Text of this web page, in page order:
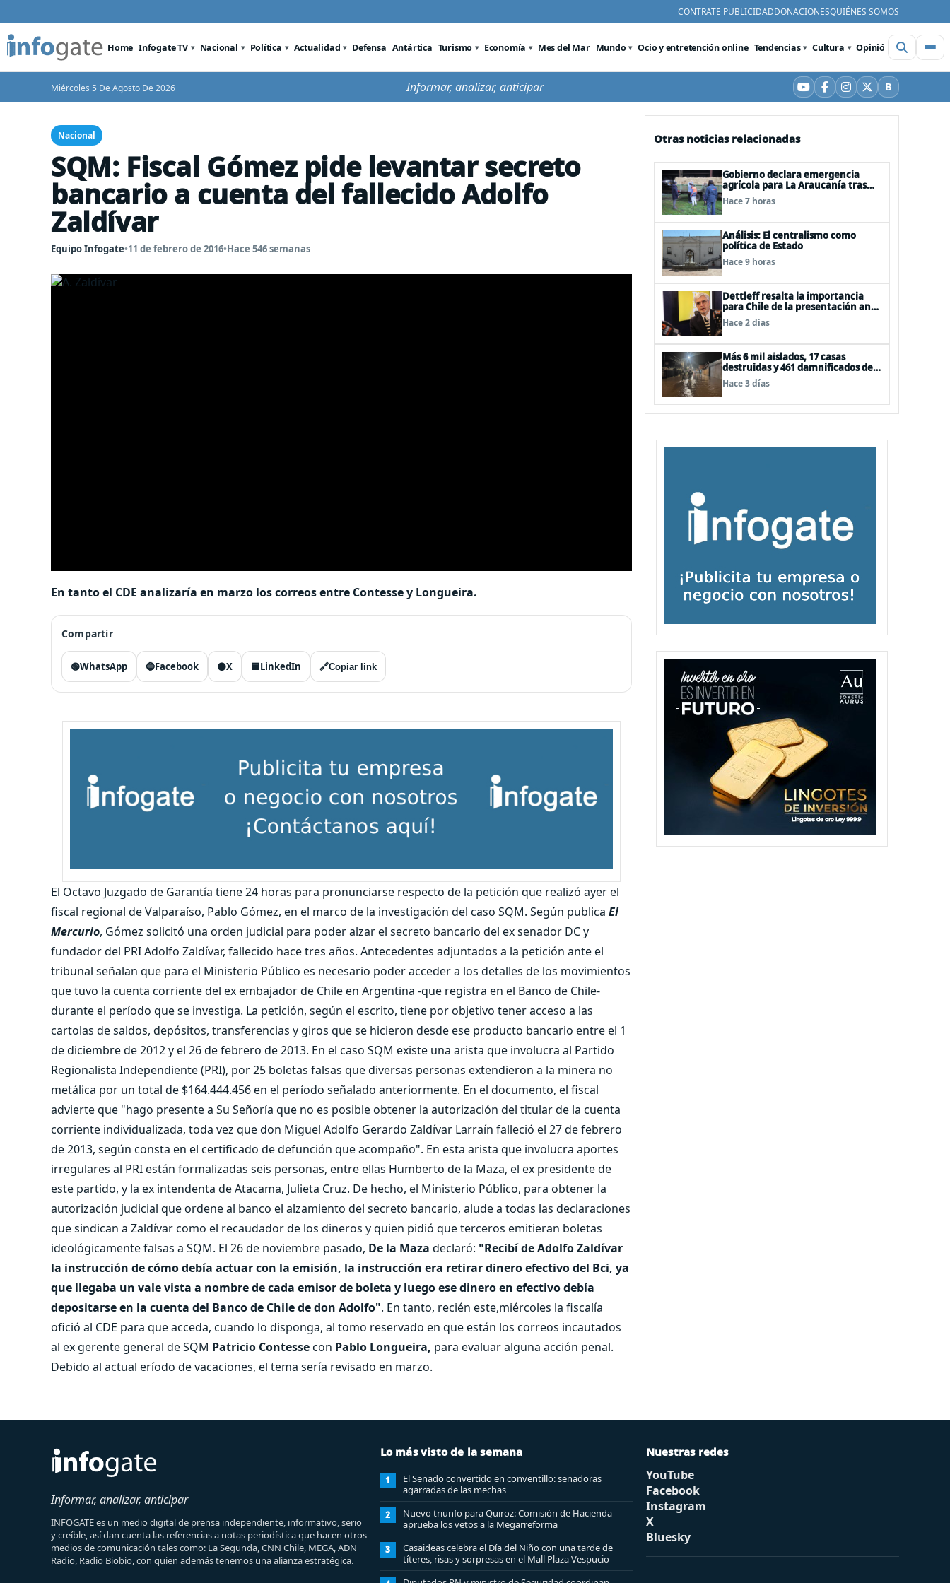
CONTRATE PUBLICIDADDONACIONESQUIÉNES SOMOS
Home Infogate TV Nacional Política Actualidad Defensa Antártica Turismo Economía Mes del Mar Mundo Ocio y entretención online Tendencias Cultura Opinión Videos
Miércoles 5 De Agosto De 2026 Informar, analizar, anticipar YouTube
Facebook
Instagram
X BBluesky
Nacional
SQM: Fiscal Gómez pide levantar secreto
bancario a cuenta del fallecido Adolfo
Zaldívar
Equipo Infogate•11 de febrero de 2016•Hace 546 semanas
En tanto el CDE analizaría en marzo los correos entre Contesse y Longueira.
Compartir
🟢WhatsApp 🔵Facebook ⚫X 🟦LinkedIn 🔗Copiar link
El Octavo Juzgado de Garantía tiene 24 horas para pronunciarse respecto de la petición que realizó ayer el
fiscal regional de Valparaíso, Pablo Gómez, en el marco de la investigación del caso SQM. Según publica El
Mercurio, Gómez solicitó una orden judicial para poder alzar el secreto bancario del ex senador DC y
fundador del PRI Adolfo Zaldívar, fallecido hace tres años. Antecedentes adjuntados a la petición ante el
tribunal señalan que para el Ministerio Público es necesario poder acceder a los detalles de los movimientos
que tuvo la cuenta corriente del ex embajador de Chile en Argentina -que registra en el Banco de Chile-
durante el período que se investiga. La petición, según el escrito, tiene por objetivo tener acceso a las
cartolas de saldos, depósitos, transferencias y giros que se hicieron desde ese producto bancario entre el 1
de diciembre de 2012 y el 26 de febrero de 2013. En el caso SQM existe una arista que involucra al Partido
Regionalista Independiente (PRI), por 25 boletas falsas que diversas personas extendieron a la minera no
metálica por un total de $164.444.456 en el período señalado anteriormente. En el documento, el fiscal
advierte que "hago presente a Su Señoría que no es posible obtener la autorización del titular de la cuenta
corriente individualizada, toda vez que don Miguel Adolfo Gerardo Zaldívar Larraín falleció el 27 de febrero
de 2013, según consta en el certificado de defunción que acompaño". En esta arista que involucra aportes
irregulares al PRI están formalizadas seis personas, entre ellas Humberto de la Maza, el ex presidente de
este partido, y la ex intendenta de Atacama, Julieta Cruz. De hecho, el Ministerio Público, para obtener la
autorización judicial que ordene al banco el alzamiento del secreto bancario, alude a todas las declaraciones
que sindican a Zaldívar como el recaudador de los dineros y quien pidió que terceros emitieran boletas
ideológicamente falsas a SQM. El 26 de noviembre pasado, De la Maza declaró: "Recibí de Adolfo Zaldívar
la instrucción de cómo debía actuar con la emisión, la instrucción era retirar dinero efectivo del Bci, ya
que llegaba un vale vista a nombre de cada emisor de boleta y luego ese dinero en efectivo debía
depositarse en la cuenta del Banco de Chile de don Adolfo". En tanto, recién este,miércoles la fiscalía
ofició al CDE para que acceda, cuando lo disponga, al tomo reservado en que están los correos incautados
al ex gerente general de SQM Patricio Contessecon Pablo Longueira, para evaluar alguna acción penal.
Debido al actual eríodo de vacaciones, el tema sería revisado en marzo.
Otras noticias relacionadas
Gobierno declara emergencia
agrícola para La Araucanía tras
desastres por pasos de sistemas
frontales
Hace 7 horas
Análisis: El centralismo como
política de Estado
Hace 9 horas
Dettleff resalta la importancia
para Chile de la presentación ante
la ONU de la Plataforma
Continental Extendida del
Hace 2 días
Más 6 mil aislados, 17 casas
destruidas y 461 damnificados deja
paso de nuevo sistema frontal
Hace 3 días
Informar, analizar, anticipar
INFOGATE es un medio digital de prensa independiente, informativo, serio
y creíble, así dan cuenta las referencias a notas periodística que hacen otros
medios de comunicación tales como: La Segunda, CNN Chile, MEGA, ADN
Radio, Radio Biobio, con quien además tenemos una alianza estratégica.
Lo más visto de la semana
1
El Senado convertido en conventillo: senadoras
agarradas de las mechas
2
Nuevo triunfo para Quiroz: Comisión de Hacienda
aprueba los vetos a la Megarreforma
3
Casaideas celebra el Día del Niño con una tarde de
títeres, risas y sorpresas en el Mall Plaza Vespucio
Nuestras redes
YouTube
Facebook
Instagram
X
Bluesky